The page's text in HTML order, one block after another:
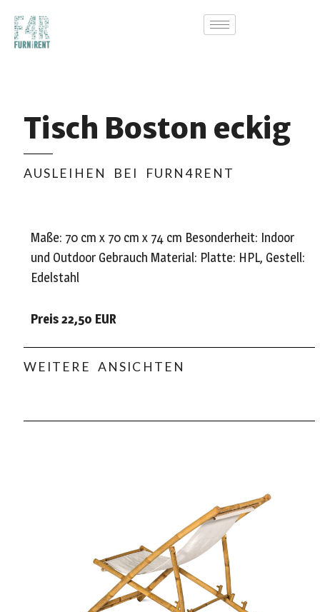
Tisch Boston eckig
AUSLEIHEN BEI FURN4RENT
Maße: 70 cm x 70 cm x 74 cm Besonderheit: Indoor
und Outdoor Gebrauch Material: Platte: HPL, Gestell:
Edelstahl
Preis 22,50 EUR
WEITERE ANSICHTEN